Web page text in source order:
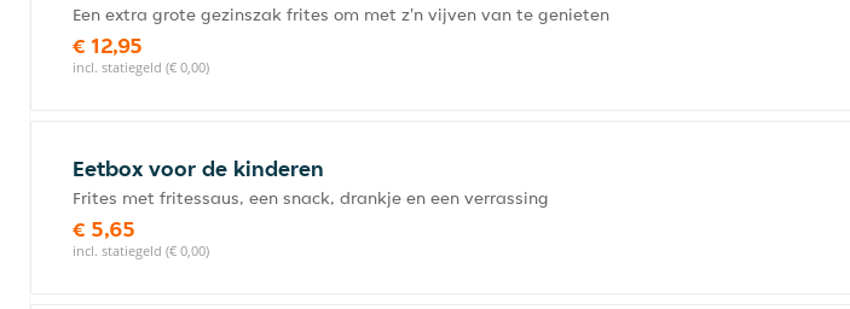
Een extra grote gezinszak frites om met z'n vijven van te genieten
€ 12,95
incl. statiegeld (€ 0,00)
Eetbox voor de kinderen
Frites met fritessaus, een snack, drankje en een verrassing
€ 5,65
incl. statiegeld (€ 0,00)